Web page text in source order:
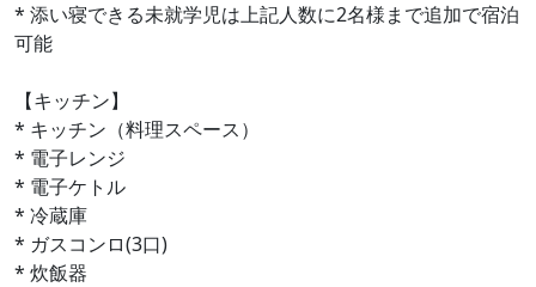
* 添い寝できる未就学児は上記人数に2名様まで追加で宿泊
可能
【キッチン】
* キッチン（料理スペース）
* 電子レンジ
* 電子ケトル
* 冷蔵庫
* ガスコンロ(3口)
* 炊飯器